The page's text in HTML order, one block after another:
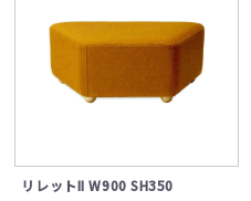
リレットII W900 SH350